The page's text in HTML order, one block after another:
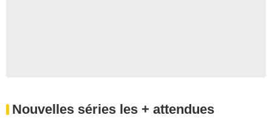
Nouvelles séries les + attendues